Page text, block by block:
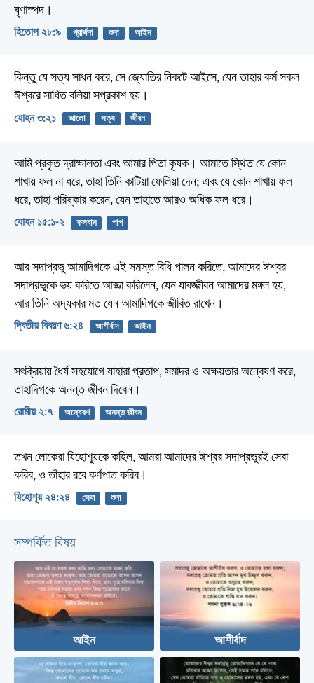
ঘৃণাস্পদ।
হিতোপ ২৮:৯ প্রার্থনা শুনা আইন
কিন্তু যে সত্য সাধন করে, সে জ্যোতির নিকটে আইসে, যেন তাহার কর্ম সকল
ঈশ্বরে সাধিত বলিয়া সপ্রকাশ হয়।
যোহন ৩:২১ আলো সত্য জীবন
আমি প্রকৃত দ্রাক্ষালতা এবং আমার পিতা কৃষক। আমাতে স্থিত যে কোন
শাখায় ফল না ধরে, তাহা তিনি কাটিয়া ফেলিয়া দেন; এবং যে কোন শাখায় ফল
ধরে, তাহা পরিষ্কার করেন, যেন তাহাতে আরও অধিক ফল ধরে।
যোহন ১৫:১-২ ফলবান পাপ
আর সদাপ্রভু আমাদিগকে এই সমস্ত বিধি পালন করিতে, আমাদের ঈশ্বর
সদাপ্রভুকে ভয় করিতে আজ্ঞা করিলেন, যেন যাবজ্জীবন আমাদের মঙ্গল হয়,
আর তিনি অদ্যকার মত যেন আমাদিগকে জীবিত রাখেন।
দ্বিতীয় বিবরণ ৬:২৪ আশীর্বাদ আইন
সৎক্রিয়ায় ধৈর্য সহযোগে যাহারা প্রতাপ, সমাদর ও অক্ষয়তার অন্বেষণ করে,
তাহাদিগকে অনন্ত জীবন দিবেন।
রোমীয় ২:৭ অন্বেষণ অনন্ত জীবন
তখন লোকেরা যিহোশূয়কে কহিল, আমরা আমাদের ঈশ্বর সদাপ্রভুরই সেবা
করিব, ও তাঁহার রবে কর্ণপাত করিব।
যিহোশূয় ২৪:২৪ সেবা শুনা
সম্পর্কিত বিষয়
আইন আশীর্বাদ